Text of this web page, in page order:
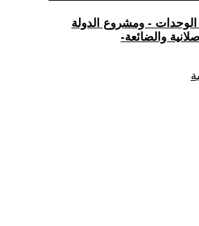
الوحدات - ومشروع الدولة
والضائعة-